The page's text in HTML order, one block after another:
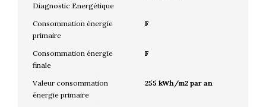
Diagnostic Energétique
Consommation énergie
primaire
F
Consommation énergie
finale
F
Valeur consommation
énergie primaire
255 kWh/m2 par an